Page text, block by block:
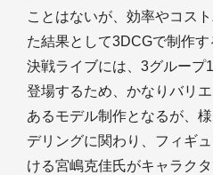
ことはないが、効率やコス
た結果として3DCGで制作す
決戦ライブには、3グループ
登場するため、かなりバリ
あるモデル制作となるが、
デリングに関わり、フィギ
ける宮嶋克佳氏がキャラク